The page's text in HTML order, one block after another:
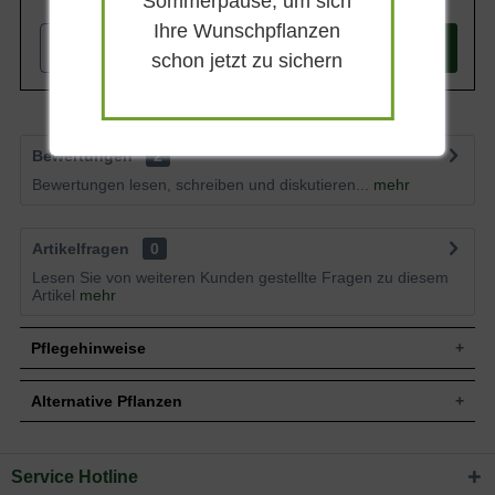
Bewertungen
2
Bewertungen lesen, schreiben und diskutieren...
mehr
Artikelfragen
0
Lesen Sie von weiteren Kunden gestellte Fragen zu diesem
Artikel mehr
Pflegehinweise
Pflanz- und Pflegetipps Cornus nuttallii 'Gold
Alternative Pflanzen
Sie suchen eine Alternative?
Ihre Wunschpflanzen
schon jetzt zu sichern
Service Hotline